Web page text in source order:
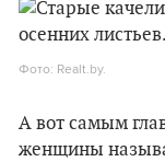
Фото: Realt.by.
А вот самым
женщины